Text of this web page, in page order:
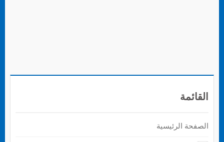
القائمة
الصفحة الرئيسية